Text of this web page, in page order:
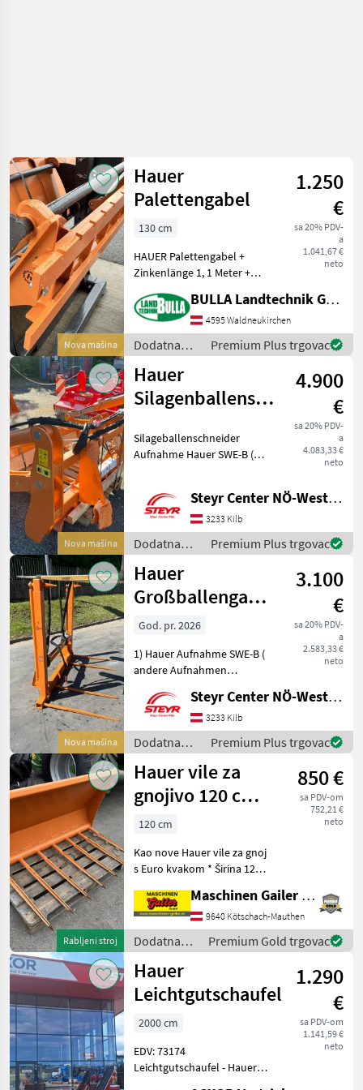
Nova mašina
Hauer
Palettengabel
1.250
€
sa 20% PDV-
a
1.041,67 €
neto
130 cm
HAUER Palettengabel +
Zinkenlänge 1, 1 Meter +
Euro Aufnahme Dodatna
oprema za traktore Prednji
utovarivači - priključni
BULLA Landtechnik GmbH
4595 Waldneukirchen
Dodatna
oprema za
traktore /
Hauer
Premium Plus trgovac
Nova mašina
Hauer
Silagenballenschneider
B SWE-N
4.900
€
sa 20% PDV-
a
4.083,33 €
neto
Silageballenschneider
Aufnahme Hauer SWE-B (
oprema za traktore Prednji
utovarivači - priključni
Steyr Center NÖ-West - Standort Kilb
3233 Kilb
Dodatna
oprema za
traktore /
Hauer
Premium Plus trgovac
Nova mašina
Hauer
Großballengabel
klappbar hydr
GBK 1800 POM-C
SWE
3.100
€
sa 20% PDV-
a
2.583,33 €
neto
God. pr. 2026
1) Hauer Aufnahme SWE-B (
andere Aufnahmen
Ballenspiesser 1100mm 3)
hydr. Klappbar 4) hydr.
ausfahrbare
Abrutschsicherung
Dodatna oprema za trakt
Steyr Center NÖ-West - Standort Kilb
3233 Kilb
Dodatna
oprema za
traktore /
Hauer
Premium Plus trgovac
Rabljeni stroj
Hauer vile za
gnojivo 120 cm
Euro nosač, nove
850 €
sa PDV-om
752,21 €
neto
120 cm
Kao nove Hauer vile za gnoj
s Euro kvakom * Širina 120
Duljina zubaca cca. 70 cm *
Težina cca. 120 kg * Vrlo
malo korištene * Dostupne
odma
Maschinen Gailer GmbH
9640 Kötschach-Mauthen
Dodatna
oprema za
traktore /
Hauer
Premium Gold trgovac
Hauer
Leichtgutschaufel
1.290
€
sa PDV-om
1.141,59 €
neto
2000 cm
EDV: 73174
Leichtgutschaufel - Hauer